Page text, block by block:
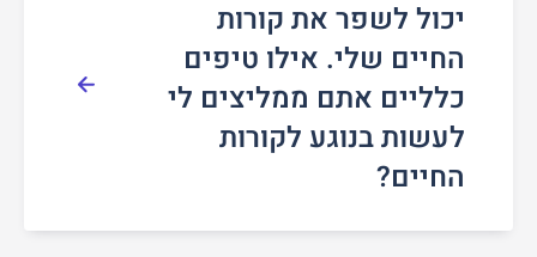
יכול לשפר את קורות
החיים שלי. אילו טיפים
כלליים אתם ממליצים לי
לעשות בנוגע לקורות
החיים?